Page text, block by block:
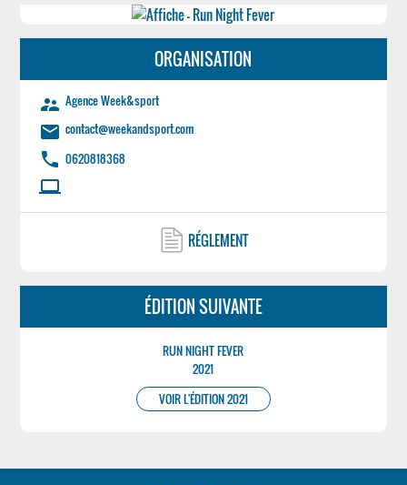
ORGANISATION
supervisor_account Agence Week&sport
email contact@weekandsport.com
phone 0620818368
laptop
RÉGLEMENT
ÉDITION SUIVANTE
RUN NIGHT FEVER
2021
VOIR L'ÉDITION 2021